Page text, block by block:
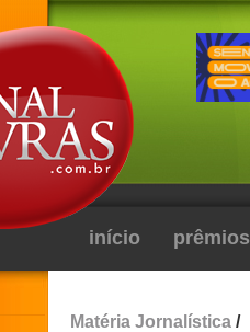
início prêmios
Matéria Jornalística /